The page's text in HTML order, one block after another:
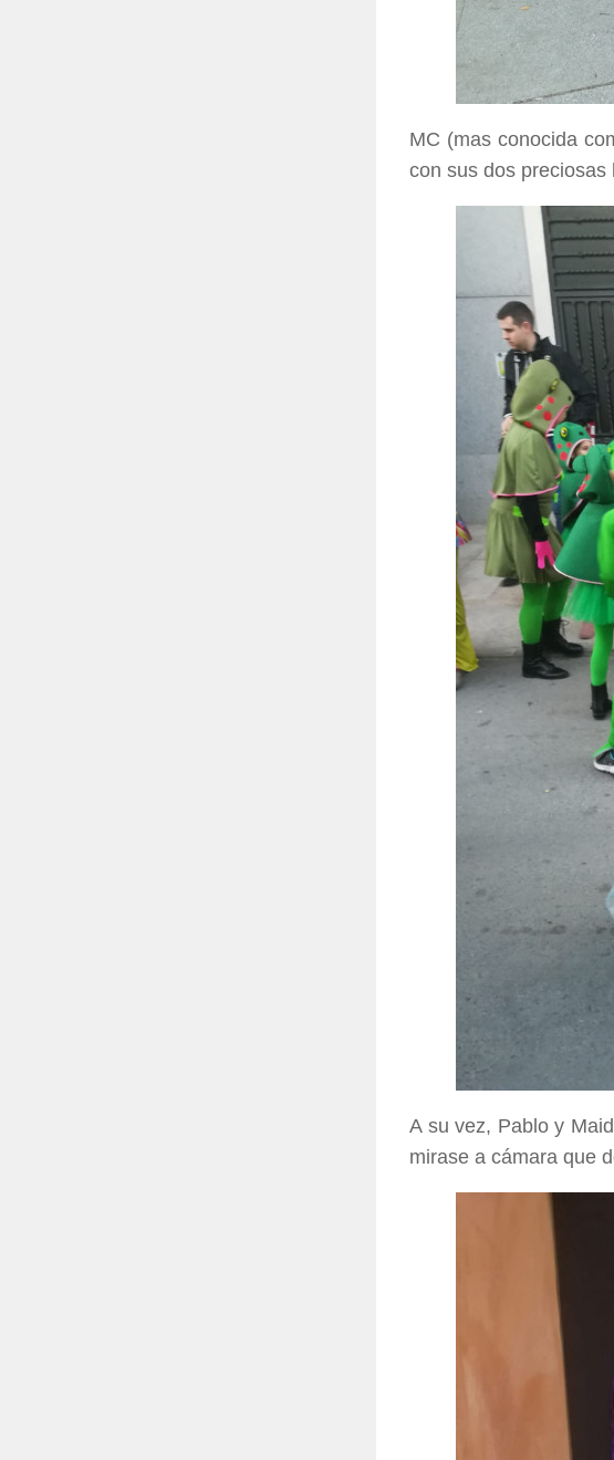
MC (mas conocida
con sus dos preciosas
A su vez, Pablo y
mirase a cámara que